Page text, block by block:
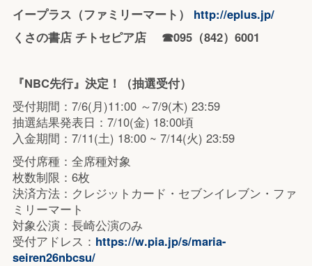
イープラス（ファミリーマート） http://eplus.jp/
くさの書店 チトセピア店 ☎095（842）6001
『NBC先行』決定！（抽選受付）
受付期間：7/6(月)11:00 ～7/9(木) 23:59
抽選結果発表日：7/10(金) 18:00頃
入金期間：7/11(土) 18:00 ~ 7/14(火) 23:59
受付席種：全席種対象
枚数制限：6枚
決済方法：クレジットカード・セブンイレブン・ファ
ミリーマート
対象公演：長崎公演のみ
受付アドレス： https://w.pia.jp/s/maria-
seiren26nbcsu/